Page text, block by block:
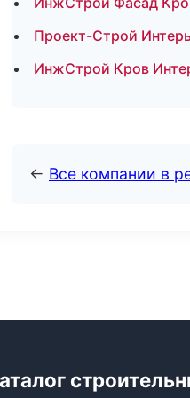
Проект-Строй
ИнжСтрой Кров
← Все компании в